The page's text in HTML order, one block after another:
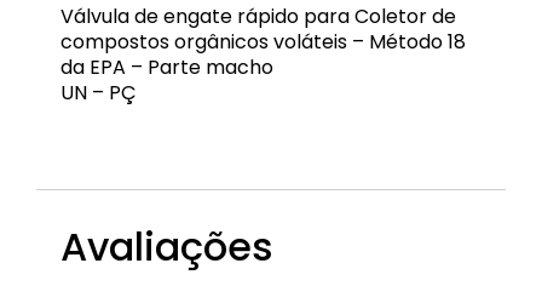
Válvula de engate rápido para Coletor de
compostos orgânicos voláteis – Método 18
da EPA – Parte macho
UN – PÇ
Avaliações